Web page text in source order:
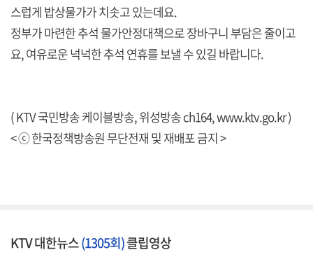
스럽게 밥상물가가 치솟고 있는데요.
정부가 마련한 추석 물가안정대책으로 장바구니 부담은 줄이고
요, 여유로운 넉넉한 추석 연휴를 보낼 수 있길 바랍니다.
( KTV 국민방송 케이블방송, 위성방송 ch164,www.ktv.go.kr)
< ⓒ 한국정책방송원 무단전재 및 재배포 금지 >
KTV 대한뉴스(1305회)클립영상